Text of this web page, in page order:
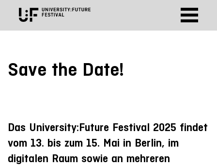
Save the Date!
Das University:Future Festival 2025 findet
vom 13. bis zum 15. Mai in Berlin, im
digitalen Raum sowie an mehreren